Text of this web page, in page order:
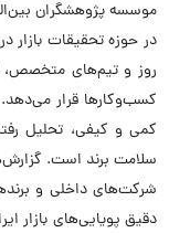
موسسه پژوهشگران
در حوزه تحقیقات بازار
روز و تیم‌های متخصص،
کسب‌وکارها قرار
کمی و کیفی، تحلیل
سلامت برند است.
شرکت‌های داخلی و
دقیق پویایی‌های بازار